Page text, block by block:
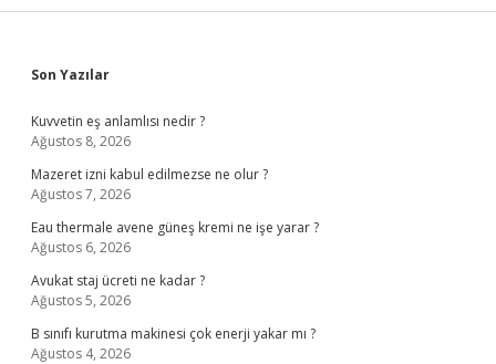
Sidebar
Son Yazılar
Kuvvetin eş anlamlısı nedir ?
Ağustos 8, 2026
Mazeret izni kabul edilmezse ne olur ?
Ağustos 7, 2026
Eau thermale avene güneş kremi ne işe yarar ?
Ağustos 6, 2026
Avukat staj ücreti ne kadar ?
Ağustos 5, 2026
B sınıfı kurutma makinesi çok enerji yakar mı ?
Ağustos 4, 2026